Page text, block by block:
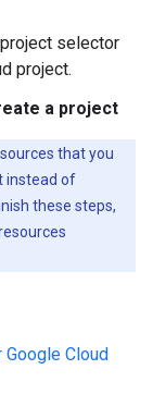
selector
project.
a project
that you
instead of
these steps,
Cloud